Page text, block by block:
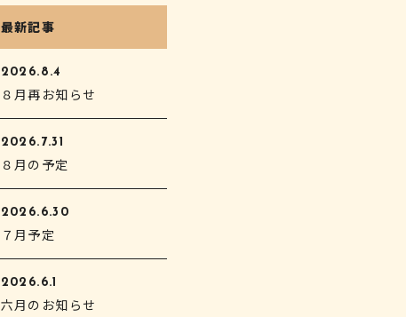
最新記事
2026.8.4
８月再お知らせ
2026.7.31
８月の予定
2026.6.30
７月予定
2026.6.1
六月のお知らせ